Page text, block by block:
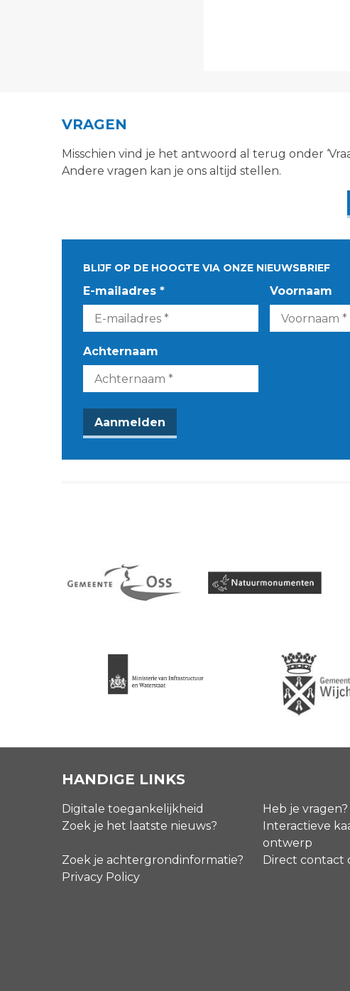
VRAGEN
Misschien vind je het antwoord al terug onder
Andere vragen kan je ons altijd stellen.
BLIJF OP DE HOOGTE VIA ONZE NIEUWSBRIEF
E-mailadres * Voornaam
Achternaam
HANDIGE LINKS
Digitale toegankelijkheid
Heb je vragen?
Zoek je het laatste nieuws?
Interactieve
ontwerp
Zoek je achtergrondinformatie?
Direct contact
Privacy Policy